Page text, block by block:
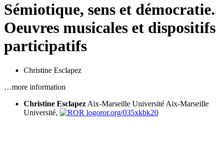
Sémiotique, sens et démocratie.
Oeuvres musicales et dispositifs
participatifs
Christine Esclapez
…more information
Christine Esclapez Aix-Marseille Université Aix-Marseille
Université,
ror.org/035xkbk20